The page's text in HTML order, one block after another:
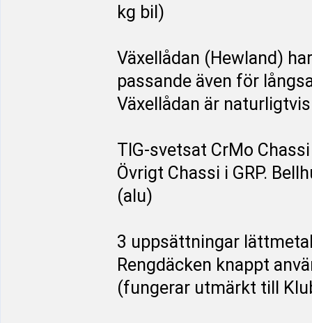
kg bil)
Växellådan (Hewland)
passande även för
Växellådan är
TIG-svetsat CrMo
Övrigt Chassi i GRP.
(alu)
3 uppsättningar
Rengdäcken knappt
(fungerar utmärkt till